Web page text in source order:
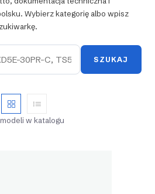
Wybierz kategorię albo wpisz
SZUKAJ
modeli w katalogu